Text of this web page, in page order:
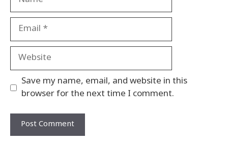
Email
Website
Save my name, email, and website in this
browser for the next time I comment.